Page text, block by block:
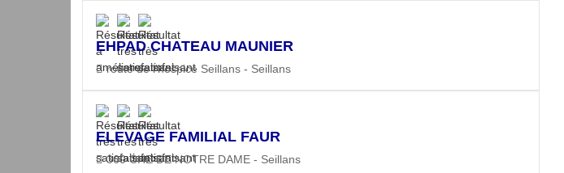
EHPAD CHATEAU MAUNIER
route de l'hospice Seillans - Seillans
ELEVAGE FAMILIAL FAUR
360 CHE DE NOTRE DAME - Seillans